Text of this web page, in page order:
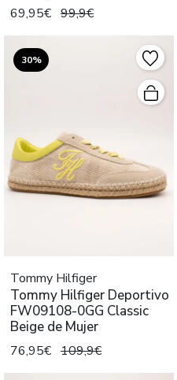
69,95€ 99,9€
30%
Tommy Hilfiger
Tommy Hilfiger Deportivo
FW09108-0GG Classic
Beige de Mujer
76,95€ 109,9€